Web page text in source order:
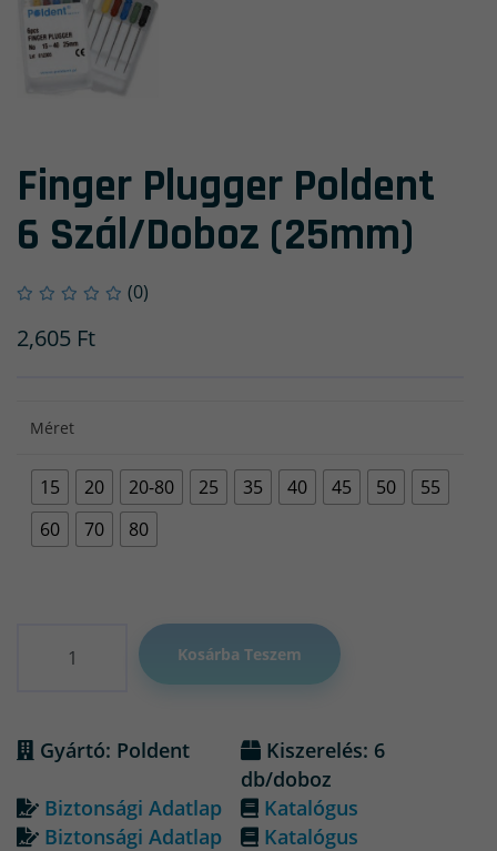
Finger Plugger Poldent
6 Szál/doboz (25mm)
(0)
2,605 Ft
Méret
15 20 20-80 25 35 40 45 50
55
60
70 80
Kosárba Teszem
Gyártó: Poldent
Kiszerelés: 6
db/doboz
Biztonsági Adatlap
Katalógus
Biztonsági Adatlap
Katalógus